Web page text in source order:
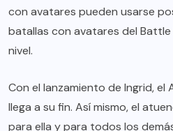
con avatares pueden usarse
batallas con avatares del
nivel.
Con el lanzamiento de Ingrid, el
llega a su fin. Así mismo, el
para ella y para todos los